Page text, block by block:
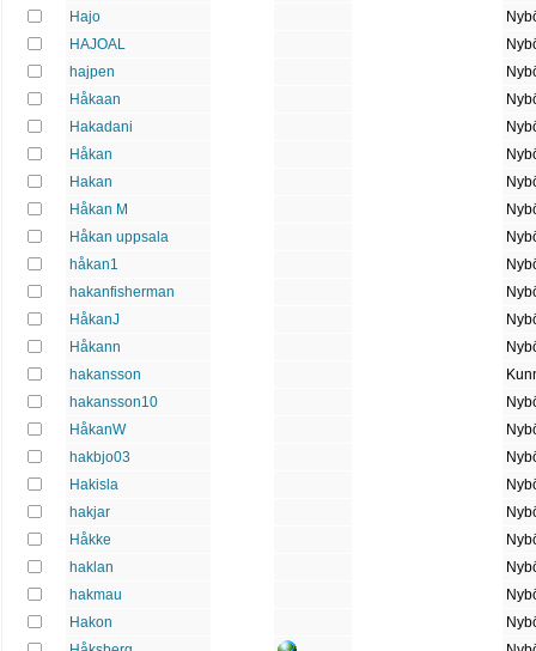
Hajo
HAJOAL
hajpen
Håkaan
Hakadani
Håkan
Hakan
Håkan M
Håkan uppsala
håkan1
hakanfisherman
HåkanJ
Håkann
hakansson
hakansson10
HåkanW
hakbjo03
Hakisla
hakjar
Håkke
haklan
hakmau
Hakon